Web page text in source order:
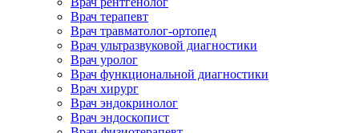
Врач терапевт
Врач травматолог-ортопед
Врач ультразвуковой диагностики
Врач уролог
Врач функциональной диагностики
Врач хирург
Врач эндокринолог
Врач эндоскопист